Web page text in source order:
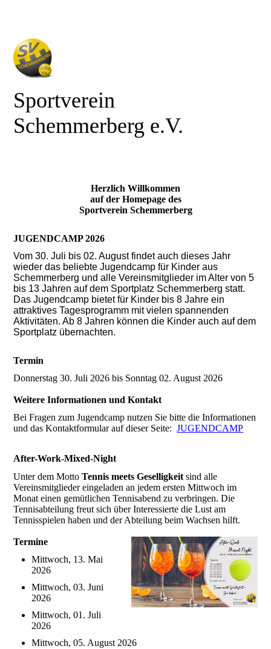
Sportverein
Schemmerberg e.V.
Herzlich Willkommen
auf der Homepage des
Sportverein Schemmerberg
JUGENDCAMP 2026
Vom 30. Juli bis 02. August findet auch dieses Jahr
wieder das beliebte Jugendcamp für Kinder aus
Schemmerberg und alle Vereinsmitglieder im Alter von 5
bis 13 Jahren auf dem Sportplatz Schemmerberg statt.
Das Jugendcamp bietet für Kinder bis 8 Jahre ein
attraktives Tagesprogramm mit vielen spannenden
Aktivitäten. Ab 8 Jahren können die Kinder auch auf dem
Sportplatz übernachten.
Termin
Donnerstag 30. Juli 2026 bis Sonntag 02. August 2026
Weitere Informationen und Kontakt
Bei Fragen zum Jugendcamp nutzen Sie bitte die Informationen
und das Kontaktformular auf dieser Seite:JUGENDCAMP
After-Work-Mixed-Night
Unter dem MottoTennis meets Geselligkeit sind alle
Vereinsmitglieder eingeladen an jedem ersten Mittwoch im
Monat einen gemütlichen Tennisabend zu verbringen. Die
Tennisabteilung freut sich über Interessierte die Lust am
Tennisspielen haben und der Abteilung beim Wachsen hilft.
Termine
Mittwoch, 13. Mai
2026
Mittwoch, 03. Juni
2026
Mittwoch, 01. Juli
2026
Mittwoch, 05. August 2026